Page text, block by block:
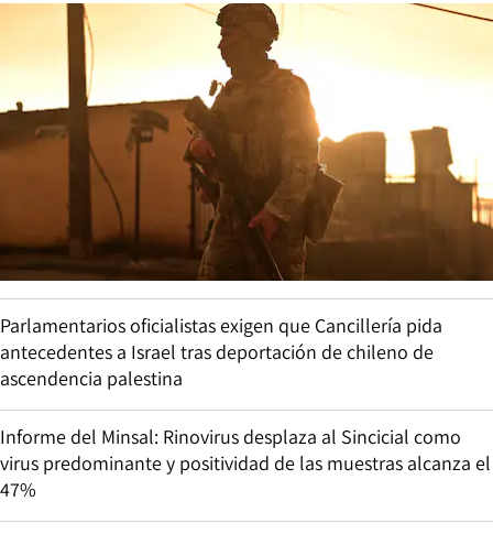
Parlamentarios oficialistas exigen que Cancillería pida
antecedentes a Israel tras deportación de chileno de
ascendencia palestina
Informe del Minsal: Rinovirus desplaza al Sincicial como
virus predominante y positividad de las muestras alcanza el
47%